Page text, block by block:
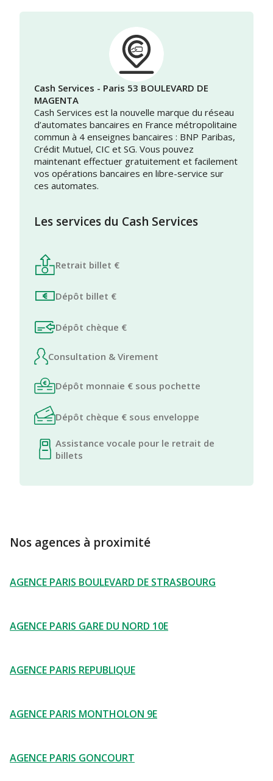
Cash Services - Paris 53 BOULEVARD DE
MAGENTA
Cash Services est la nouvelle marque du réseau
d’automates bancaires en France métropolitaine
commun à 4 enseignes bancaires : BNP Paribas,
Crédit Mutuel, CIC et SG. Vous pouvez
maintenant effectuer gratuitement et facilement
vos opérations bancaires en libre-service sur
ces automates.
Les services du Cash Services
Retrait billet €
Dépôt billet €
Dépôt chèque €
Consultation & Virement
Dépôt monnaie € sous pochette
Dépôt chèque € sous enveloppe
Assistance vocale pour le retrait de
billets
Nos agences à proximité
AGENCE PARIS BOULEVARD DE STRASBOURG
AGENCE PARIS GARE DU NORD 10E
AGENCE PARIS REPUBLIQUE
AGENCE PARIS MONTHOLON 9E
AGENCE PARIS GONCOURT